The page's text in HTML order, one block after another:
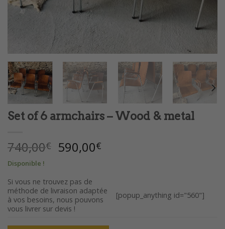
Set of 6 armchairs – Wood & metal
740,00€ Le
prix
était :
740,00€.
590,00€
590,00€.
Disponible !
Si vous ne trouvez pas de
méthode de livraison adaptée
à vos besoins, nous pouvons
vous livrer sur devis !
[popup_anything id="560"]